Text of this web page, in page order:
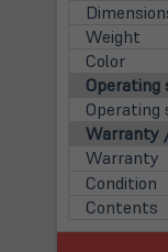
Weight
Color
Operating
Operating
Warranty
Warranty
Condition
Contents